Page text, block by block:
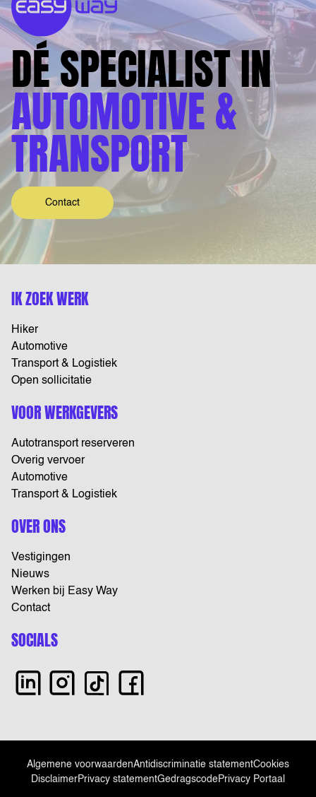
DÉ SPECIALIST IN
AUTOMOTIVE &
TRANSPORT
Contact
IK ZOEK WERK
Hiker
Automotive
Transport & Logistiek
Open sollicitatie
VOOR WERKGEVERS
Autotransport reserveren
Overig vervoer
Automotive
Transport & Logistiek
OVER ONS
Vestigingen
Nieuws
Werken bij Easy Way
Contact
SOCIALS
Algemene voorwaardenAntidiscriminatie statementCookies
DisclaimerPrivacy statementGedragscodePrivacy Portaal